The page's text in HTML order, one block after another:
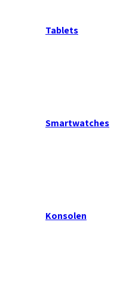
Tablets
Smartwatches
Konsolen